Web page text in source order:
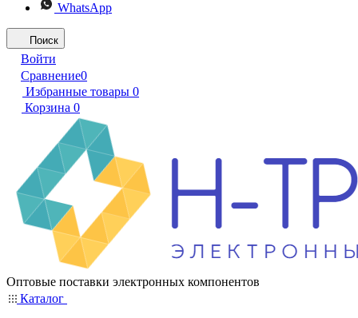
WhatsApp
Поиск
Войти
Сравнение0
Избранные товары 0
Корзина 0
Оптовые поставки электронных компонентов
Каталог